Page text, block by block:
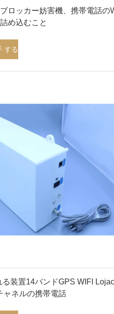
ロッカー妨害機、携帯電話の
め込むこと
する
装置14バンドGPS WIFI
ャネルの携帯電話